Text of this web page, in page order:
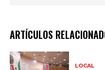
ARTÍCULOS
LOCAL